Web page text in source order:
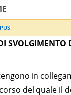
TECNICA DEL
COMPUTER AIDED
SVOLGIMENTO
in
del quale il